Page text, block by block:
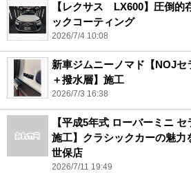
【レクサス LX600】圧倒的
ックコーティング
2026/7/4 10:08
新車ジムニーノマド【NOJ
＋撥水層】施工
2026/7/3 16:38
【平成5年式 ローバーミニ
施工】クラシックカーの魅力
世保店
2026/7/11 19:49